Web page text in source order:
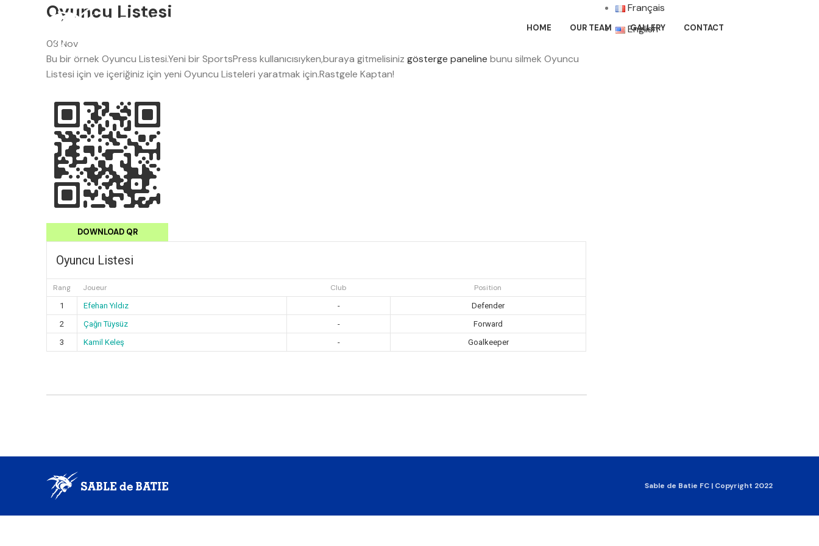
HOME OUR TEAM GALLERY CONTACT
Oyuncu Listesi
08 Nov
Bu bir örnek Oyuncu Listesi.Yeni bir SportsPress kullanıcısıyken,buraya gitmelisiniz gösterge paneline bunu silmek Oyuncu
Listesi için ve içeriğiniz için yeni Oyuncu Listeleri yaratmak için.Rastgele Kaptan!
DOWNLOAD QR
Oyuncu Listesi
Rang Joueur Club Position
1 Efehan Yıldız -
Defender
2
Çağrı Tüysüz -
Forward
3
Kamil Keleş - Goalkeeper
Français
English
Sable de Batie FC | Copyright 2022